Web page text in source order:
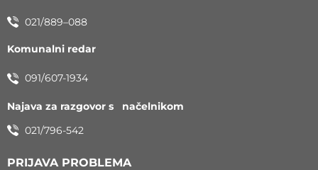
021/889–088
Komunalni redar
091/607-1934
Najava za razgovor s načelnikom
021/796-542
PRIJAVA PROBLEMA